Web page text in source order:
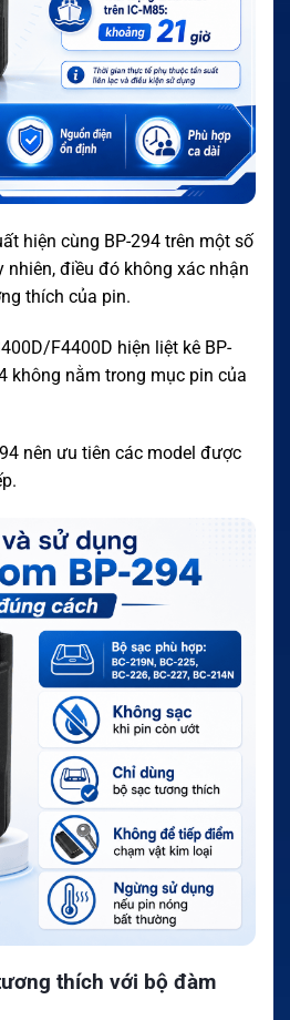
hiện cùng BP-294 trên một số
nhiên, điều đó không xác nhận
thích của pin.
F4400D hiện liệt kê BP-
không nằm trong mục pin của
nên ưu tiên các model được
thích với bộ đàm